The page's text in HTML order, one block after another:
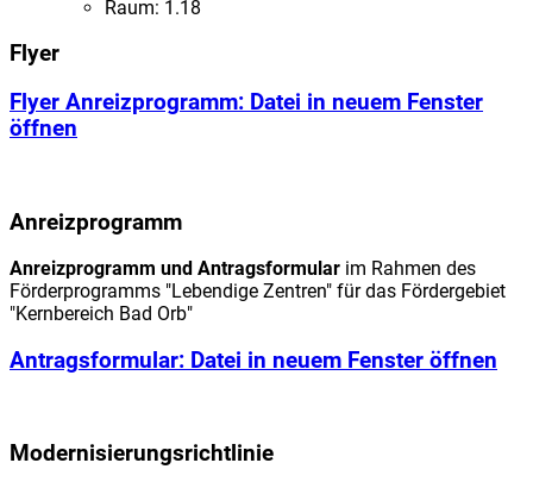
Raum: 1.18
Flyer
Flyer Anreizprogramm: Datei in neuem Fenster
öffnen
Anreizprogramm
Anreizprogramm und Antragsformular im Rahmen des
Förderprogramms "Lebendige Zentren" für das Fördergebiet
"Kernbereich Bad Orb"
Antragsformular: Datei in neuem Fenster öffnen
Modernisierungsrichtlinie